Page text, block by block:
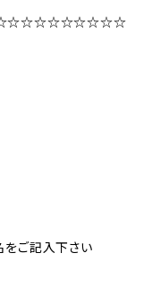
をご記入下さい